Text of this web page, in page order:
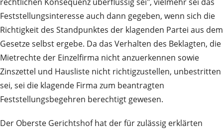
Feststellungsinteresse auch dann gegeben, wenn sich die
Richtigkeit des Standpunktes der klagenden Partei aus dem
Gesetze selbst ergebe. Da das Verhalten des Beklagten, die
Mietrechte der Einzelfirma nicht anzuerkennen sowie
Zinszettel und Hausliste nicht richtigzustellen, unbestritten
sei, sei die klagende Firma zum beantragten
Feststellungsbegehren berechtigt gewesen.
Der Oberste Gerichtshof hat der für zulässig erklärten